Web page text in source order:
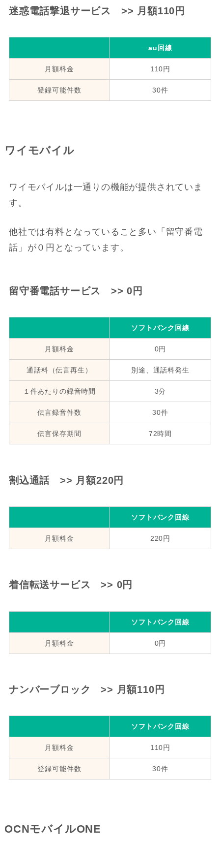
迷惑電話撃退サービス >> 月額110円
au回線
月額料金 110円
登録可能件数 30件
ワイモバイル
ワイモバイルは一通りの機能が提供されていま
す。
他社では有料となっていること多い「留守番電
話」が０円となっています。
留守番電話サービス >> 0円
ソフトバンク回線
月額料金 0円
通話料（伝言再生） 別途、通話料発生
１件あたりの録音時間 3分
伝言録音件数 30件
伝言保存期間 72時間
割込通話 >> 月額220円
ソフトバンク回線
月額料金 220円
着信転送サービス >> 0円
ソフトバンク回線
月額料金 0円
ナンバーブロック >> 月額110円
ソフトバンク回線
月額料金 110円
登録可能件数 30件
OCNモバイルONE